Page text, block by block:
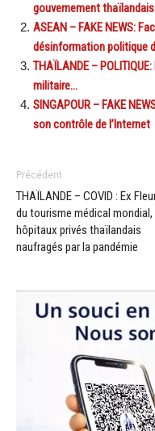
gouvernement
ASEAN – FAKE NEWS:
désinformation politique
THAÏLANDE –
militaire…
SINGAPOUR – FAKE
son contrôle de l’Internet
Précédent
THAÏLANDE – COVID : Ex
du tourisme médical mondial,
hôpitaux privés thaïlandais
naufragés par la pandémie